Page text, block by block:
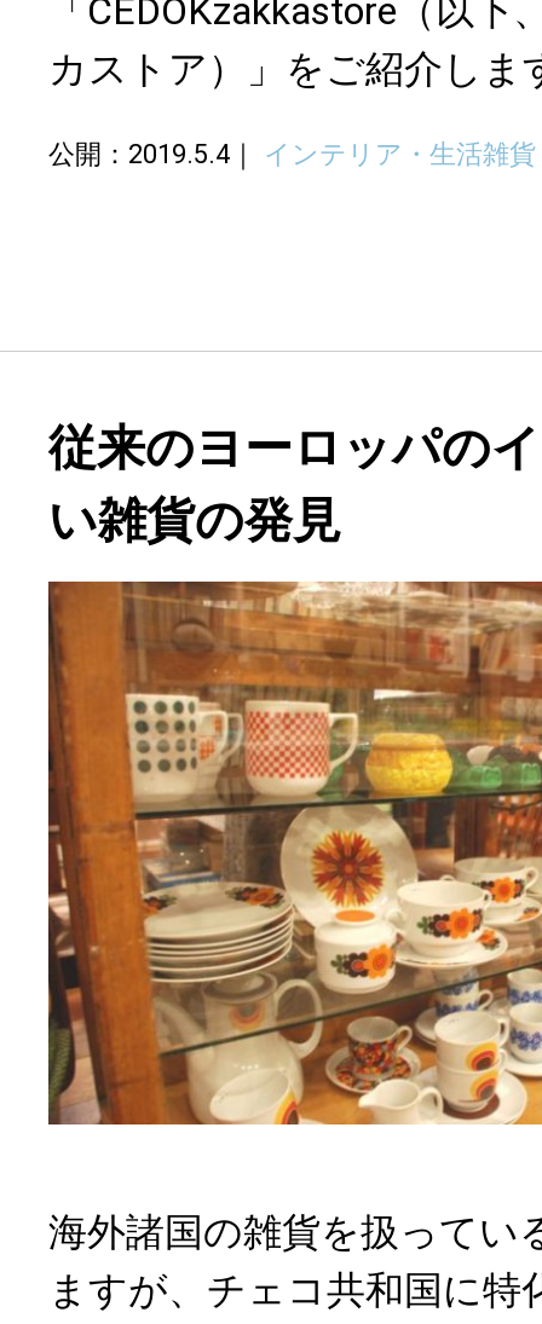
「CEDOKzakkastore（以
カストア）」をご紹介しま
公開：2019.5.4 インテリア・生活雑貨
従来のヨーロッパの
い雑貨の発見
海外諸国の雑貨を扱ってい
ますが、チェコ共和国に特